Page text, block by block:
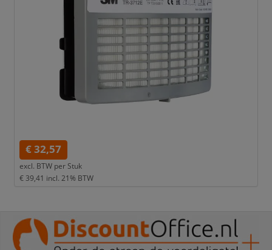
€ 32,57
excl. BTW per Stuk
€ 39,41 incl. 21% BTW